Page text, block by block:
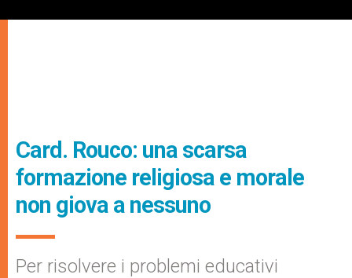
Card. Rouco: una scarsa
formazione religiosa e morale
non giova a nessuno
Per risolvere i problemi educativi